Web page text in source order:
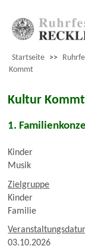
Startseite >>
Kommt
Kultur Kommt
1.
Kinder
Musik
Zielgruppe
Kinder
Familie
03.10.2026